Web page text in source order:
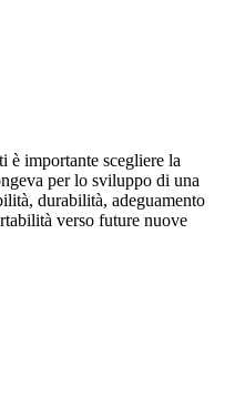
è importante scegliere la
per lo sviluppo di una
durabilità, adeguamento
verso future nuove